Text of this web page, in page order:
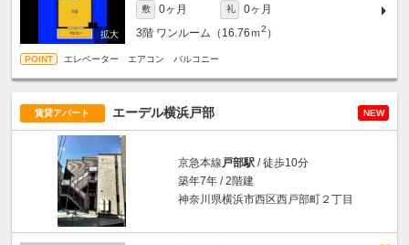
敷 0ヶ月 礼
0ヶ月
3階 ワンルーム（16.76ｍ2 ）
エレベーター エアコン バルコニー
賃貸アパート エーデル横浜戸部 NEW
京急本線戸部駅 / 徒歩10分
築年7年 / 2階建
神奈川県横浜市西区西戸部町２丁目